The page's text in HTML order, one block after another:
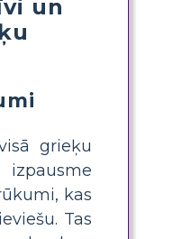
un
grieķu
kas
Tas